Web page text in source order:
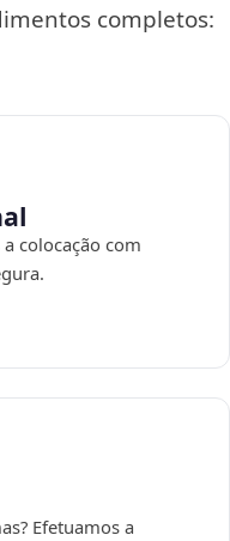
completos:
colocação com
Efetuamos a